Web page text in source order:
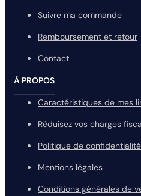
Suivre ma commande
Remboursement et retour
Contact
À PROPOS
Caractéristiques de mes
Réduisez vos charges
Politique de confidentialité
Mentions légales
Conditions générales de